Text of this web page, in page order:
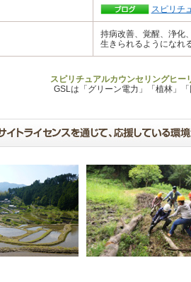
スピリチ
持病改善、覚醒、浄化
生きられるようになれ
スピリチュアルカウンセリングヒー
GSLは「グリーン電力」「植林」